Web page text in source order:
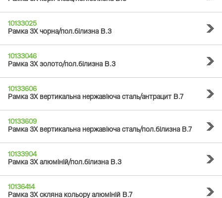
10133025
Рамка 3Х чорна/пол.білизна B.3
10133046
Рамка 3Х золото/пол.білизна B.3
10133606
Рамка 3Х вертикальна нержавіюча сталь/антрацит B.7
10133609
Рамка 3Х вертикальна нержавіюча сталь/пол.білизна B.7
10133904
Рамка 3Х алюміній/пол.білизна B.3
10136414
Рамка 3Х скляна кольору алюміній B.7